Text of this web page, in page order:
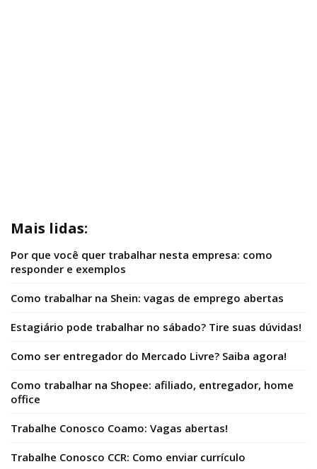
Mais lidas:
Por que você quer trabalhar nesta empresa: como
responder e exemplos
Como trabalhar na Shein: vagas de emprego abertas
Estagiário pode trabalhar no sábado? Tire suas dúvidas!
Como ser entregador do Mercado Livre? Saiba agora!
Como trabalhar na Shopee: afiliado, entregador, home
office
Trabalhe Conosco Coamo: Vagas abertas!
Trabalhe Conosco CCR: Como enviar currículo